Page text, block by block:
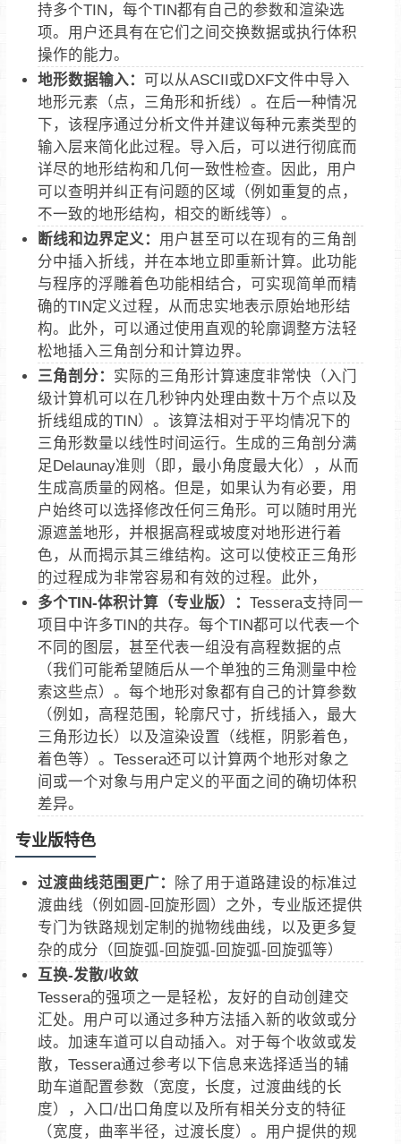
持多个TIN，每个TIN都有自己的参数和渲染选
项。用户还具有在它们之间交换数据或执行体积
操作的能力。
地形数据输入： 可以从ASCII或DXF文件中导入
地形元素（点，三角形和折线）。在后一种情况
下，该程序通过分析文件并建议每种元素类型的
输入层来简化此过程。导入后，可以进行彻底而
详尽的地形结构和几何一致性检查。因此，用户
可以查明并纠正有问题的区域（例如重复的点，
不一致的地形结构，相交的断线等）。
断线和边界定义： 用户甚至可以在现有的三角剖
分中插入折线，并在本地立即重新计算。此功能
与程序的浮雕着色功能相结合，可实现简单而精
确的TIN定义过程，从而忠实地表示原始地形结
构。此外，可以通过使用直观的轮廓调整方法轻
松地插入三角剖分和计算边界。
三角剖分： 实际的三角形计算速度非常快（入门
级计算机可以在几秒钟内处理由数十万个点以及
折线组成的TIN）。该算法相对于平均情况下的
三角形数量以线性时间运行。生成的三角剖分满
足Delaunay准则（即，最小角度最大化），从而
生成高质量的网格。但是，如果认为有必要，用
户始终可以选择修改任何三角形。可以随时用光
源遮盖地形，并根据高程或坡度对地形进行着
色，从而揭示其三维结构。这可以使校正三角形
的过程成为非常容易和有效的过程。此外，
多个TIN-体积计算（专业版）： Tessera支持同一
项目中许多TIN的共存。每个TIN都可以代表一个
不同的图层，甚至代表一组没有高程数据的点
（我们可能希望随后从一个单独的三角测量中检
索这些点）。每个地形对象都有自己的计算参数
（例如，高程范围，轮廓尺寸，折线插入，最大
三角形边长）以及渲染设置（线框，阴影着色，
着色等）。Tessera还可以计算两个地形对象之
间或一个对象与用户定义的平面之间的确切体积
差异。
专业版特色
过渡曲线范围更广：
除了用于道路建设的标准过
渡曲线（例如圆-回旋形圆）之外，专业版还提供
专门为铁路规划定制的抛物线曲线，以及更多复
杂的成分（回旋弧-回旋弧-回旋弧-回旋弧等）
互换-发散/收敛
Tessera的强项之一是轻松，友好的自动创建交
汇处。用户可以通过多种方法插入新的收敛或分
歧。加速车道可以自动插入。对于每个收敛或发
散，Tessera通过参考以下信息来选择适当的辅
助车道配置参数（宽度，长度，过渡曲线的长
度），入口/出口角度以及所有相关分支的特征
（宽度，曲率半径，过渡长度）。用户提供的规